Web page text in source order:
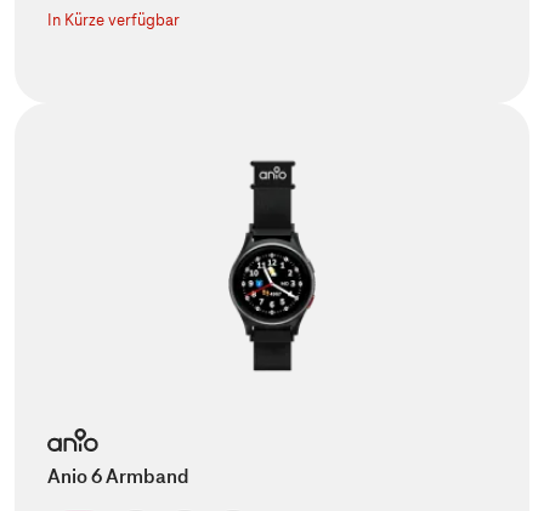
In Kürze verfügbar
Anio 6 Armband